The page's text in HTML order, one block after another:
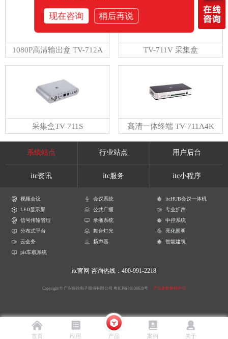
1080P高清输出盒 TV-712A TV-711V 采集盒
采集盒TV-711S 高清一体终端 TV-711A4K
系统站点 行业站点 用户后台
itc资讯 itc服务 itc小程序
视频会议 会议系统
itcHUB会议一体机
LED显示屏
公共广播
专业扩声
信号传输管理
录播系统
中控系统
分布式平台
舞台灯光
亮化照明
云会务
扬声器
智能建筑
pis车载系统
itc官网 咨询热线：400-991-2218
Copyright © 广东保伦电子股份有限公司 粤ICP备16106620号 产品参数解释声明
首页 应用 产品 案例 关于
现在咨询 稍后再说